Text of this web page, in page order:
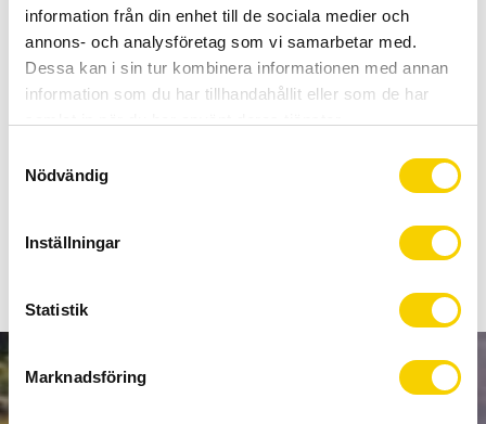
information från din enhet till de sociala medier och
annons- och analysföretag som vi samarbetar med.
Dessa kan i sin tur kombinera informationen med annan
information som du har tillhandahållit eller som de har
e
s
a
Nödvändig
Inställningar
Statistik
Marknadsföring
Lagerstatus
6 st i lager
Artikelnr
213-BACHP2481
Ladd-adapter för kompabilitet att ladda batteri med Z311-